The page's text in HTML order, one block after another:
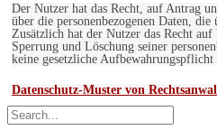
Der Nutzer hat das Recht, auf Antrag
über die personenbezogenen Daten, die
Zusätzlich hat der Nutzer das Recht
Sperrung und Löschung seiner
keine gesetzliche Aufbewahrungspflicht
Datenschutz-Muster von